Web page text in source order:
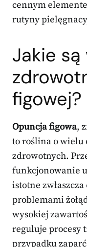
cennym
rutyny
Jakie są
figowej?
Opuncja figowa,
to roślina o wielu
zdrowotnych.
funkcjonowanie
istotne
problemami
wysokiej
reguluje procesy
przypadku